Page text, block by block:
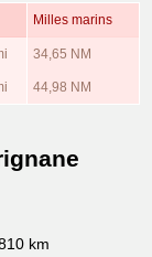
Milles marins
34,65 NM
44,98 NM
km